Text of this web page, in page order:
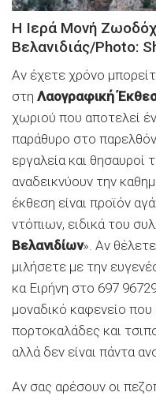
Η Ιερά Μονή
Βελανιδιάς/Photo:
Αν έχετε χρόνο
στη Λαογραφική
χωριού που αποτελεί
παράθυρο στο
εργαλεία και
αναδεικνύουν την
έκθεση είναι προϊόν
ντόπιων, ειδικά του
Βελανιδίων». Αν
μιλήσετε με την
κα Ειρήνη στο 697
μοναδικό καφενείο που
πορτοκαλάδες και
αλλά δεν είναι πάντα
Αν σας αρέσουν οι